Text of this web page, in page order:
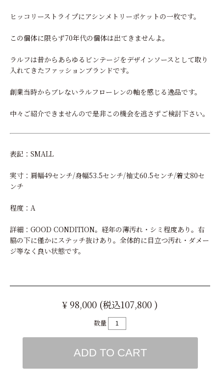
ヒッコリーストライプにアシンメトリーポケットの一枚です。
この個体に限らず70年代の個体は出てきませんよ。
ラルフは昔からあらゆるビンテージをデザインソースとして取り
入れてきたファッションブランドです。
創業当時からブレないラルフローレンの軸を感じる逸品です。
中々ご紹介できませんので是非この機会を逃さずご検討下さい。
表記：SMALL
実寸：肩幅49センチ/身幅53.5センチ/袖丈60.5センチ/着丈80セ
ンチ
程度：A
詳細：GOOD CONDITION。経年の薄汚れ・シミ程度あり。右
脇の下に僅かにステッチ抜けあり。全体的に目立つ汚れ・ダメー
ジ等なく良い状態です。
¥ 98,000 (税込107,800 )
数量
ADD TO CART